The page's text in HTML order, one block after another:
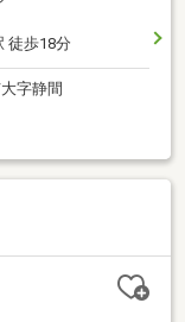
徒歩18分
字静間